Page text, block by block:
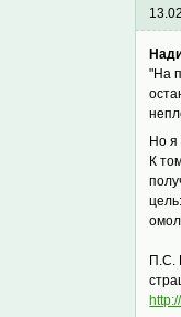
"На
Но я
К
П.С.